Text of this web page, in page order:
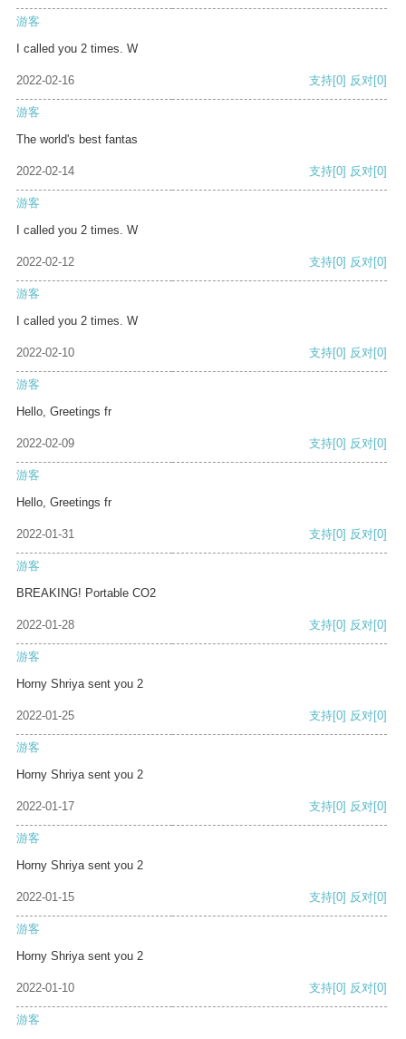
游客
I called you 2 times. W
2022-02-16 支持[0] 反对[0]
游客
The world's best fantas
2022-02-14 支持[0] 反对[0]
游客
I called you 2 times. W
2022-02-12 支持[0] 反对[0]
游客
I called you 2 times. W
2022-02-10 支持[0] 反对[0]
游客
Hello, Greetings fr
2022-02-09 支持[0] 反对[0]
游客
Hello, Greetings fr
2022-01-31 支持[0] 反对[0]
游客
BREAKING! Portable CO2
2022-01-28 支持[0] 反对[0]
游客
Horny Shriya sent you 2
2022-01-25 支持[0] 反对[0]
游客
Horny Shriya sent you 2
2022-01-17 支持[0] 反对[0]
游客
Horny Shriya sent you 2
2022-01-15 支持[0] 反对[0]
游客
Horny Shriya sent you 2
2022-01-10 支持[0] 反对[0]
游客